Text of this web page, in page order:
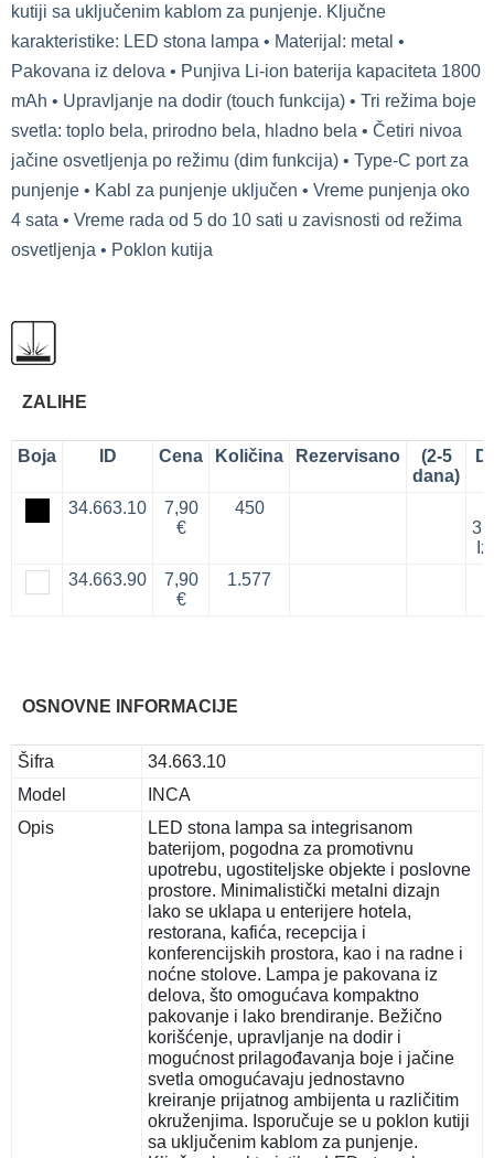
kutiji sa uključenim kablom za punjenje. Ključne
karakteristike: LED stona lampa • Materijal: metal •
Pakovana iz delova • Punjiva Li-ion baterija kapaciteta 1800
mAh • Upravljanje na dodir (touch funkcija) • Tri režima boje
svetla: toplo bela, prirodno bela, hladno bela • Četiri nivoa
jačine osvetljenja po režimu (dim funkcija) • Type-C port za
punjenje • Kabl za punjenje uključen • Vreme punjenja oko
4 sata • Vreme rada od 5 do 10 sati u zavisnosti od režima
osvetljenja • Poklon kutija
ZALIHE
Boja ID Cena Količina Rezervisano
(2-5
dana)
34.663.10
7,90
€
450
34.663.90
7,90
€
1.577
OSNOVNE INFORMACIJE
Šifra
34.663.10
Model
INCA
Opis
LED stona lampa sa integrisanom
baterijom, pogodna za promotivnu
upotrebu, ugostiteljske objekte i poslovne
prostore. Minimalistički metalni dizajn
lako se uklapa u enterijere hotela,
restorana, kafića, recepcija i
konferencijskih prostora, kao i na radne i
noćne stolove. Lampa je pakovana iz
delova, što omogućava kompaktno
pakovanje i lako brendiranje. Bežično
korišćenje, upravljanje na dodir i
mogućnost prilagođavanja boje i jačine
svetla omogućavaju jednostavno
kreiranje prijatnog ambijenta u različitim
okruženjima. Isporučuje se u poklon kutiji
sa uključenim kablom za punjenje.